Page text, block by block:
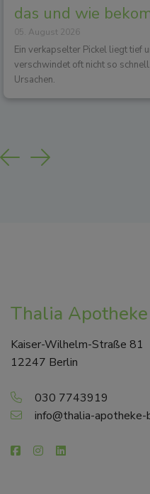
das und wie
los?
05. August 2026
Ein verkapselter Pickel liegt tief
verschwindet oft nicht so
Ursachen.
Previous
Next
Thalia
Kaiser-Wilhelm-Straße 81
12247 Berlin
030 7743919
info@thalia-apotheke-